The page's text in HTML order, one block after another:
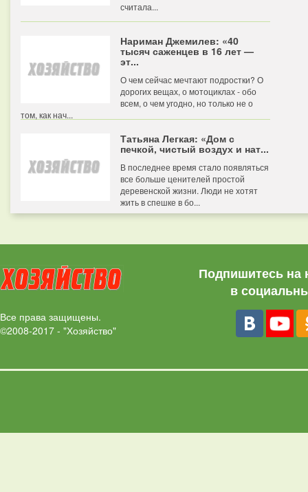
считала...
Нариман Джемилев: «40
тысяч саженцев в 16 лет —
эт...
О чем сейчас мечтают подростки? О
дорогих вещах, о мотоциклах - обо
всем, о чем угодно, но только не о
том, как нач...
Татьяна Легкая: «Дом с
печкой, чистый воздух и нат...
В последнее время стало появляться
все больше ценителей простой
деревенской жизни. Люди не хотят
жить в спешке в бо...
Все права защищены.
©2008-2017 - "Хозяйство"
Подпишитесь на
в